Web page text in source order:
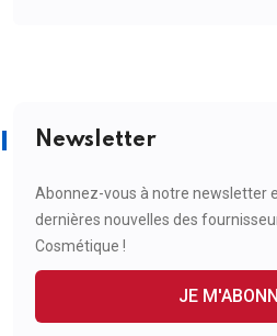
Newsletter
Abonnez-vous à notre newsletter
dernières nouvelles des
Cosmétique !
JE